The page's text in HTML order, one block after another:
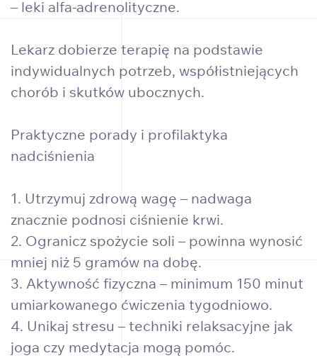
– leki alfa-adrenolityczne.
Lekarz dobierze terapię na podstawie
indywidualnych potrzeb, współistniejących
chorób i skutków ubocznych.
Praktyczne porady i profilaktyka
nadciśnienia
1. Utrzymuj zdrową wagę – nadwaga
znacznie podnosi ciśnienie krwi.
2. Ogranicz spożycie soli – powinna wynosić
mniej niż 5 gramów na dobę.
3. Aktywność fizyczna – minimum 150 minut
umiarkowanego ćwiczenia tygodniowo.
4. Unikaj stresu – techniki relaksacyjne jak
joga czy medytacja mogą pomóc.